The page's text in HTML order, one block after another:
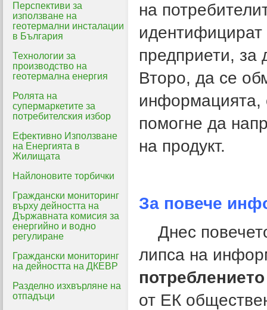
Перспективи за
използване на
геотермални инсталации
в България
Технологии за
производство на
геотермална енергия
Ролята на
супермаркетите за
потребителския избор
Ефективно Използване
на Енергията в
Жилищата
Найлоновите торбички
Граждански мониторинг
върху дейността на
Държавната комисия за
енергийно и водно
регулиране
Граждански мониторинг
на дейността на ДКЕВР
Разделно изхвърляне на
отпадъци
на
предприети, за
Второ, да се
информацията,
помогне да
на продукт.
За повече
Днес
липса на
от ЕК